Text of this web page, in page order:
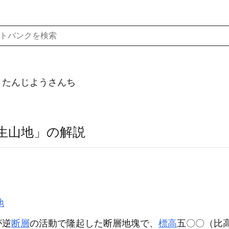
んじようさんち
山地」の解説
断層の活動で隆起した断層地塊で、 標高五〇〇 （比